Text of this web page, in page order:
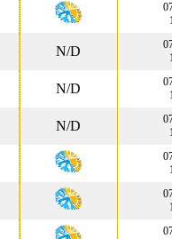
N/D
N/D
N/D